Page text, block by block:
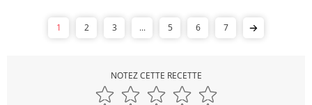
1 2 3 ... 5 6 7
NOTEZ CETTE RECETTE